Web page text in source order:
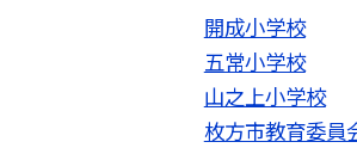
開成小学校
五常小学校
山之上小学校
枚方市教育委員